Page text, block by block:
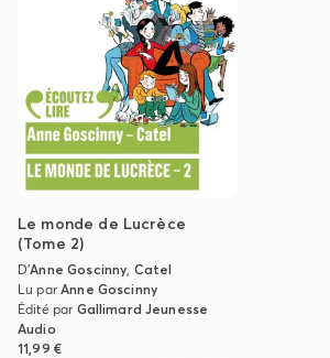
Le monde de Lucrèce
(Tome 2)
D'Anne Goscinny, Catel
Lu parAnne Goscinny
Édité par Gallimard Jeunesse
Audio
11,99 €